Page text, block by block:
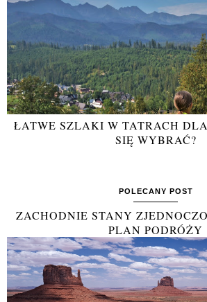
ŁATWE SZLAKI W TATRACH
SIĘ WYBRAĆ?
POLECANY POST
ZACHODNIE STANY
PLAN PODRÓŻY